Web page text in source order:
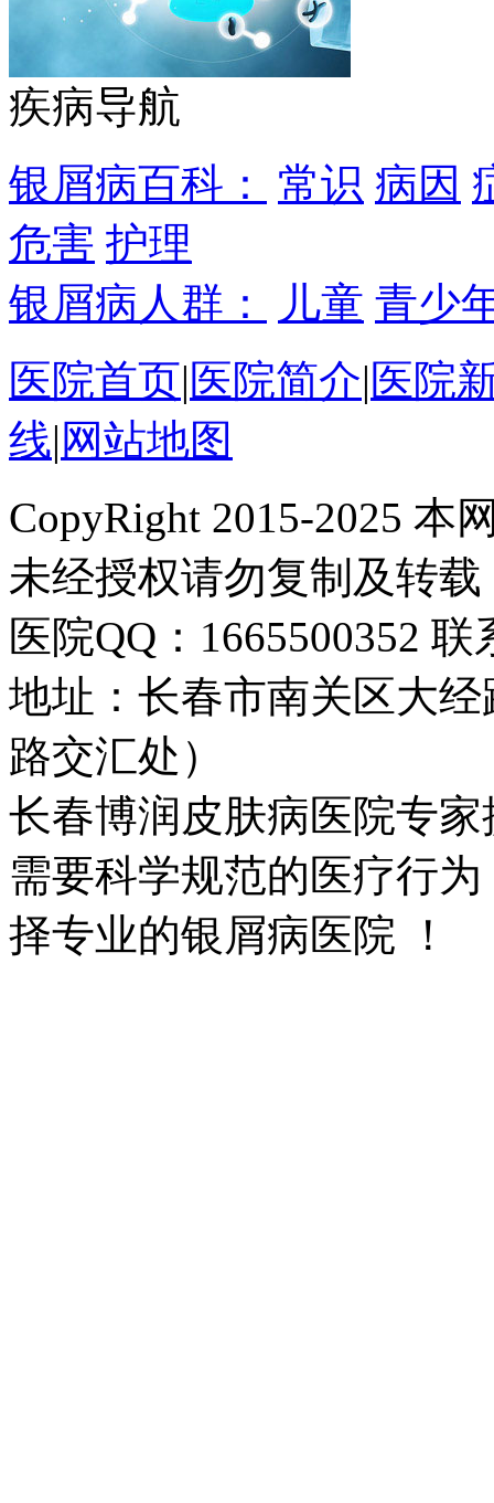
疾病导航
银屑病百科：
常识 病因
危害 护理
银屑病人群：
儿童 青少
医院首页|医院简介|医院
线| 网站地图
CopyRight 2015-2025 本
未经授权请勿复制及转载
医院QQ：1665500352
地址：长春市南关区大
路交汇处）
长春博润皮肤病医院专
需要科学规范的医疗行
择专业的银屑病医院 ！